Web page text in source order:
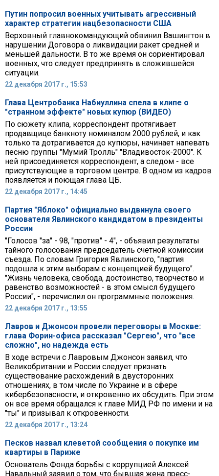
Путин попросил военных учитывать агрессивный
характер стратегии нацбезопасности США
Верховный главнокомандующий обвинил Вашингтон в
нарушении Договора о ликвидации ракет средней и
меньшей дальности. В то же время он сориентировал
военных, что следует предпринять в сложившейся
ситуации.
22 декабря 2017 г., 15:53
Глава Центробанка Набиуллина спела в клипе о
"странном эффекте" новых купюр (ВИДЕО)
По сюжету клипа, корреспондент протягивает
продавщице банкноту номиналом 2000 рублей, и как
только та дотрагивается до купюры, начинает напевать
песню группы "Мумий Тролль" "Владивосток-2000". К
ней присоединяется корреспондент, а следом - все
присутствующие в торговом центре. В одном из кадров
появляется и поющая глава ЦБ.
22 декабря 2017 г., 14:45
Партия "Яблоко" официально выдвинула своего
основателя Явлинского кандидатом в президенты
России
"Голосов "за" - 98, "против" - 4", - объявил результаты
тайного голосования председатель счетной комиссии
съезда. По словам Григория Явлинского, "партия
подошла к этим выборам с концепцией будущего".
"Жизнь человека, свобода, достоинство, творчество и
равенство возможностей - в этом смысл будущего
России", - перечислил он программные положения.
22 декабря 2017 г., 13:55
Лавров и Джонсон провели переговоры в Москве:
глава Форин-офиса рассказал "Сергею", что "все
сложно", но надежда есть
В ходе встречи с Лавровым Джонсон заявил, что
Великобритании и России следует признать
существование расхождений в двусторонних
отношениях, в том числе по Украине и в сфере
кибербезопасности, и откровенно их обсудить. При этом
он все время обращался к главе МИД РФ по имени и на
"ты" и призывал к откровенности.
22 декабря 2017 г., 13:24
Песков назвал клеветой сообщения о покупке им
квартиры в Париже
Основатель Фонда борьбы с коррупцией Алексей
Навальный заявил о том, что бывшая жена пресс-